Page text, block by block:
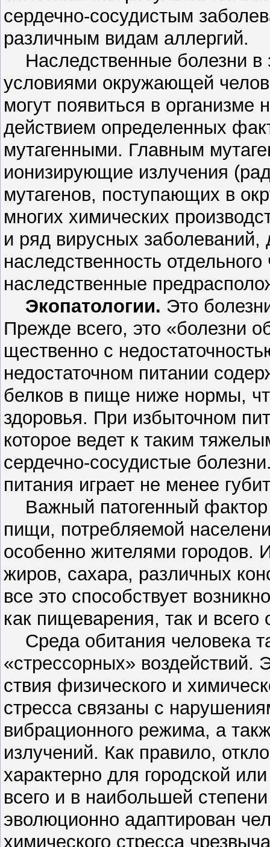
сердечно-сосудистым
различным видам аллергий.
Наследственные болезни в
условиями окружающей
могут появиться в организме
действием определенных
мутагенными. Главным
ионизирующие излучения
мутагенов, поступающих в
многих химических
и ряд вирусных
наследственность
наследственные
Экопатологии. Это
Прежде всего, это «болезни
щественно с
недостаточном питании
белков в пище ниже нормы,
здоровья. При избыточном
которое ведет к таким
сердечно-сосудистые
питания играет не менее
Важный патогенный
пищи, потребляемой
особенно жителями городов.
жиров, сахара, различных
все это способствует
как пищеварения, так и всего
Среда обитания человека
«стрессорных»
ствия физического и
стресса связаны с
вибрационного режима, а
излучений. Как правило,
характерно для городской
всего и в наибольшей
эволюционно адаптирован
химического стресса